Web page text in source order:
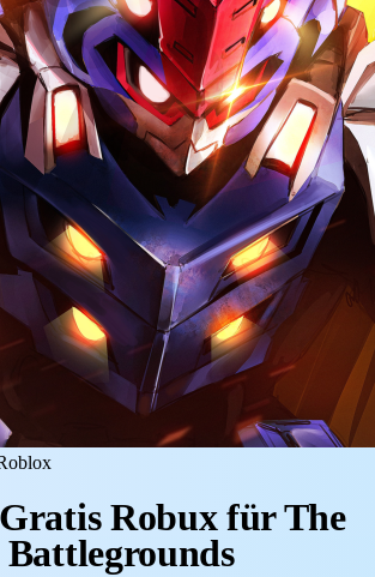
Robux für The
Battlegrounds